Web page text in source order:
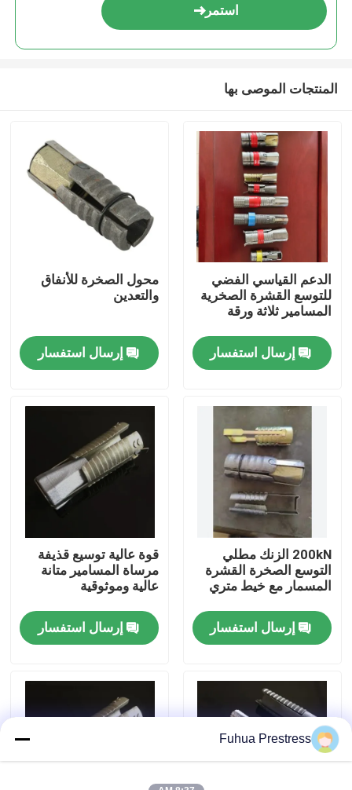
منزل
حول بنا
جولة في المعمل
ضبط الجودة
اتصل بنا
أخبار
جميع القضايا
نظام بعد الشد المستعبدين
استمر
المنتجات الموصى بها
الدعم القياسي الفضي
للتوسع القشرة الصخرية
المسامير ثلاثة ورقة
إرسال استفسار
محول الصخرة للأنفاق
والتعدين
إرسال استفسار
200kN الزنك مطلي
التوسع الصخرة القشرة
المسمار مع خيط متري
إرسال استفسار
قوة عالية توسيع قذيفة
مرساة المسامير متانة
عالية وموثوقية
إرسال استفسار
Fuhua Prestress